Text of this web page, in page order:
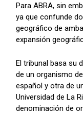
Para ABRA, sin
ya que confunde
geográfico de
expansión
El tribunal basa su
de un organismo
español y otra de
Universidad de La
denominación de